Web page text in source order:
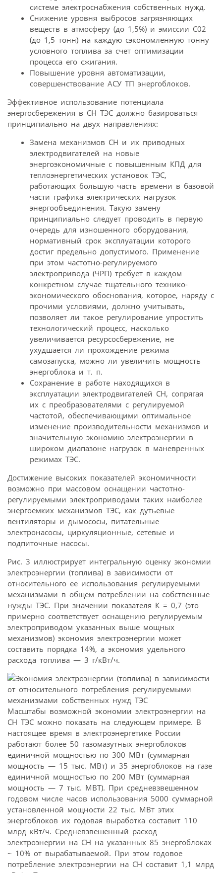
системе электроснабжения собственных нужд.
Снижение уровня выбросов загрязняющих
веществ в атмосферу (до 1,5%) и эмиссии С02
(до 1,5 тонн) на каждую сэкономленную тонну
условного топлива за счет оптимизации
процесса его сжигания.
Повышение уровня автоматизации,
совершенствование АСУ ТП энергоблоков.
Эффективное использование потенциала
энергосбережения в СН ТЭС должно базироваться
принципиально на двух направлениях:
Замена механизмов СН и их приводных
электродвигателей на новые
энергоэкономичные с повышенным КПД для
теплоэнергетических установок ТЭС,
работающих большую часть времени в базовой
части графика электрических нагрузок
энергообъединения. Такую замену
принципиально следует проводить в первую
очередь для изношенного оборудования,
нормативный срок эксплуатации которого
достиг предельно допустимого. Применение
при этом частотно-регулируемого
электропривода (ЧРП) требует в каждом
конкретном случае тщательного технико-
экономического обоснования, которое, наряду с
прочими условиями, должно учитывать,
позволяет ли такое регулирование упростить
технологический процесс, насколько
увеличивается ресурсосбережение, не
ухудшается ли прохождение режима
самозапуска, можно ли увеличить мощность
энергоблока и т. п.
Сохранение в работе находящихся в
эксплуатации электродвигателей СН, сопрягая
их с преобразователями с регулируемой
частотой, обеспечивающими оптимальное
изменение производительности механизмов и
значительную экономию электроэнергии в
широком диапазоне нагрузок в маневренных
режимах ТЭС.
Достижение высоких показателей экономичности
возможно при массовом оснащении частотно-
регулируемыми электроприводами таких наиболее
энергоемких механизмов ТЭС, как дутьевые
вентиляторы и дымососы, питательные
электронасосы, циркуляционные, сетевые и
подпиточные насосы.
Рис. 3 иллюстрирует интегральную оценку экономии
электроэнергии (топлива) в зависимости от
относительного ее использования регулируемыми
механизмами в общем потреблении на собственные
нужды ТЭС. При значении показателя К = 0,7 (это
примерно соответствует оснащению регулируемым
электроприводом указанных выше мощных
механизмов) экономия электроэнергии может
составить порядка 14%, а экономия удельного
расхода топлива — 3 г/кВт/ч.
Масштабы возможной экономии электроэнергии на
СН ТЭС можно показать на следующем примере. В
настоящее время в электроэнергетике России
работают более 50 газомазутных энергоблоков
единичной мощностью по 300 МВт (суммарная
мощность — 15 тыс. МВт) и 35 энергоблоков на газе
единичной мощностью по 200 МВт (суммарная
мощность — 7 тыс. МВТ). При средневзвешенном
годовом числе часов использования 5000 суммарной
установленной мощности 22 тыс. МВт этих
энергоблоков их годовая выработка составит 110
млрд кВт/ч. Средневзвешенный расход
электроэнергии на СН на указанных 85 энергоблоках
~ 10% от вырабатываемой. При этом годовое
потребление электроэнергии на СН составит 1,1 млрд